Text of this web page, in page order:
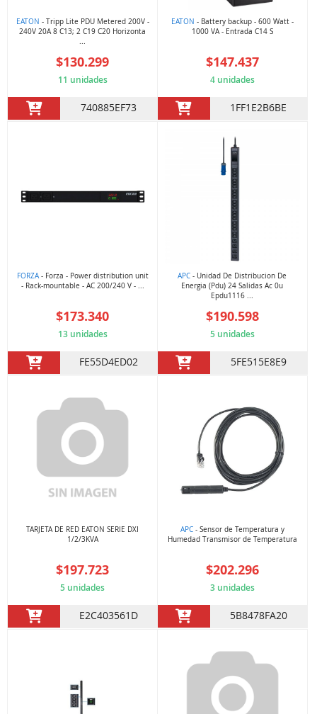
EATON - Tripp Lite PDU Metered 200V -
240V 20A 8 C13; 2 C19 C20 Horizonta
...
$130.299
11 unidades
740885EF73
EATON - Battery backup - 600 Watt -
1000 VA - Entrada C14 S
$147.437
4 unidades
1FF1E2B6BE
FORZA- Forza - Power distribution unit
- Rack-mountable - AC 200/240 V - ...
$173.340
13 unidades
FE55D4ED02
APC - Unidad De Distribucion De
Energia (Pdu) 24 Salidas Ac 0u
Epdu1116 ...
$190.598
5 unidades
5FE515E8E9
TARJETA DE RED EATON SERIE DXI
1/2/3KVA
$197.723
5 unidades
E2C403561D
APC- Sensor de Temperatura y
Humedad Transmisor de Temperatura
$202.296
3 unidades
5B8478FA20